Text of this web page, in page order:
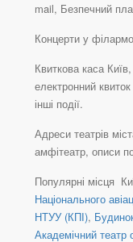
mail, Безпечний
Концерти у
Квиткова каса
електронний
інші події.
Адреси театрів
амфітеатр, описи
Популярні місця
Національного
НТУУ (КПІ),
Академічний театр